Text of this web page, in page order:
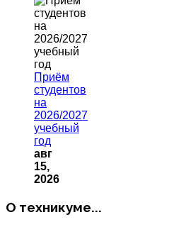
Приём
студентов
на
2026/2027
учебный
год
авг
15,
2026
О техникуме...